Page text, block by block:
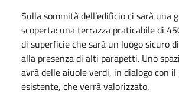
Sulla sommità dell’edificio ci sarà una
scoperta: una terrazza praticabile di
di superficie che sarà un luogo sicuro
alla presenza di alti parapetti. Uno
avrà delle aiuole verdi, in dialogo con
esistente, che verrà valorizzato.